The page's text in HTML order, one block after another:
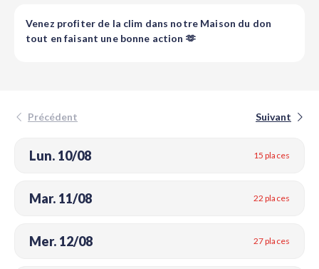
Venez profiter de la clim dans notre Maison du don
tout en faisant une bonne action 🫶
Lun. 10/08 15 places
Mar. 11/08 22 places
Mer. 12/08 27 places
Précédent Suivant